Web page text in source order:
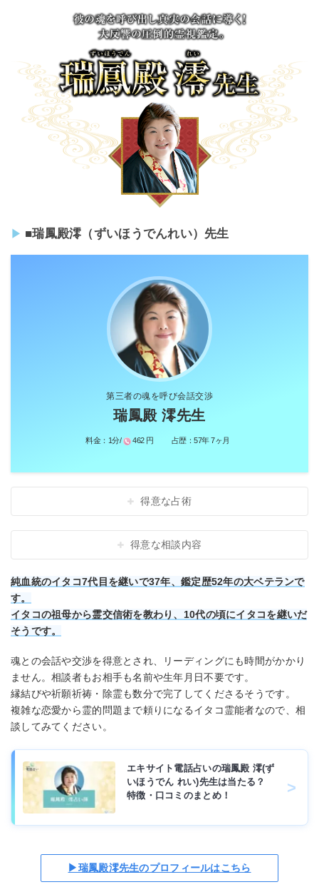
■瑞鳳殿澪（ずいほうでんれい）先生
第三者の魂を呼び会話交渉
瑞鳳殿 澪先生
料金： 1分/ 462 円 占歴：57年 7ヶ月
得意な占術
得意な相談内容
純血統のイタコ7代目を継いで37年、鑑定歴52年の大ベテランで
す。
イタコの祖母から霊交信術を教わり、10代の頃にイタコを継いだ
そうです。
魂との会話や交渉を得意とされ、リーディングにも時間がかかり
ません。相談者もお相手も名前や生年月日不要です。
縁結びや祈願祈祷・除霊も数分で完了してくださるそうです。
複雑な恋愛から霊的問題まで頼りになるイタコ霊能者なので、相
談してみてください。
エキサイト電話占いの瑞鳳殿 澪(ず
いほうでん れい)先生は当たる？
特徴・口コミのまとめ！
▶瑞鳳殿澪先生のプロフィールはこちら